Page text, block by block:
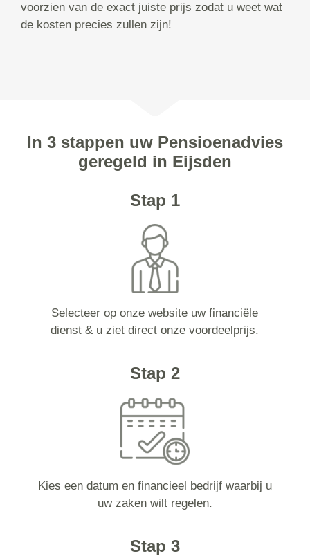
voorzien van de exact juiste prijs zodat u weet wat
de kosten precies zullen zijn!
In 3 stappen uw Pensioenadvies
geregeld in Eijsden
Stap 1
Selecteer op onze website uw financiële
dienst & u ziet direct onze voordeelprijs.
Stap 2
Kies een datum en financieel bedrijf waarbij u
uw zaken wilt regelen.
Stap 3